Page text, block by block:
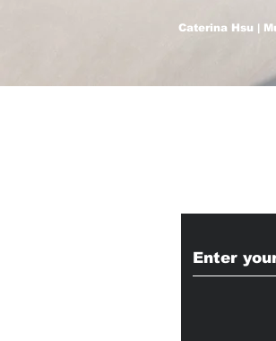
Caterina Hsu |